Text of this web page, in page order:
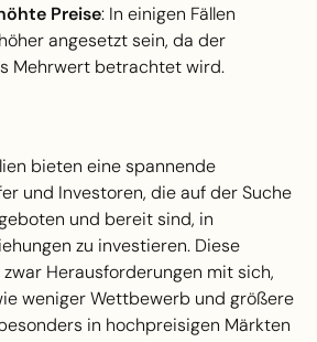
Preise: In einigen Fällen
angesetzt sein, da der
Mehrwert betrachtet wird.
bieten eine spannende
und Investoren, die auf der Suche
und bereit sind, in
zu investieren. Diese
Herausforderungen mit sich,
weniger Wettbewerb und größere
in hochpreisigen Märkten